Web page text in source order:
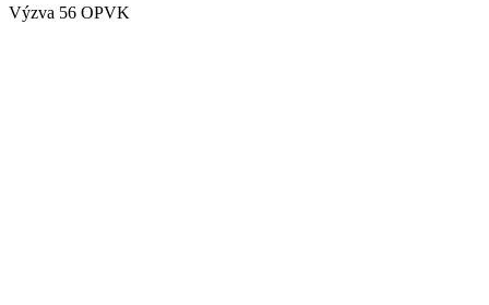
Výzva 56 OPVK